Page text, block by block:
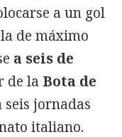
a un gol
de máximo
a seis de
de la Bota de
seis jornadas
italiano.